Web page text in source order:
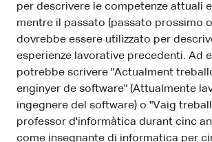
per descrivere le competenze attuali
mentre il passato (passato prossimo
dovrebbe essere utilizzato per
esperienze lavorative precedenti. Ad
potrebbe scrivere "Actualment
enginyer de software" (Attualmente
ingegnere del software) o "Vaig
professor d'informàtica durant cinc
come insegnante di informatica per